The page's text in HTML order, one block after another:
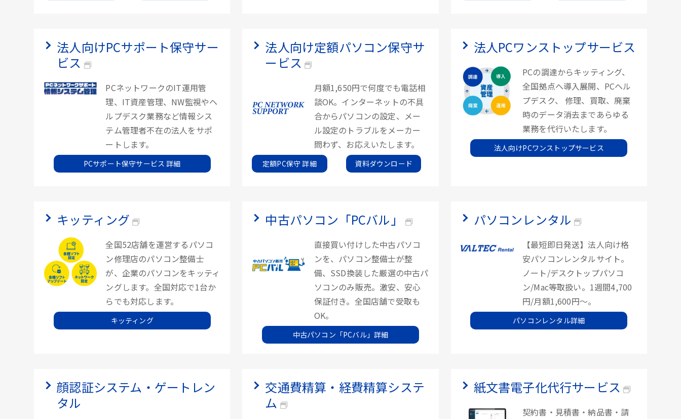
法人向けPCサポート保守サー
ビス
PCネットワークのIT運用管
理、IT資産管理、NW監視やヘ
ルプデスク業務など情報シス
テム管理者不在の法人をサポ
ートします。
PCサポート保守サービス 詳細
法人向け定額パソコン保守サ
ービス
月額1,650円で何度でも電話相
談OK。インターネットの不具
合からパソコンの設定、メー
ル設定のトラブルをメーカー
問わず、お応えいたします。
定額PC保守 詳細 資料ダウンロード
法人PCワンストップサービス
PCの調達からキッティング、
全国拠点へ導入展開、PCヘル
プデスク、 修理、買取、廃棄
時のデータ消去まであらゆる
業務を代行いたします。
法人向けPCワンストップサービス
キッティング
全国52店舗を運営するパソコ
ン修理店のパソコン整備士
が、企業のパソコンをキッティ
ングします。全国対応で1台か
らでも対応します。
キッティング
中古パソコン「PCバル」
直接買い付けした中古パソコ
ンを、パソコン整備士が整
備、SSD換装した厳選の中古パ
ソコンのみ販売。激安、安心
保証付き。全国店舗で受取も
OK。
中古パソコン「PCバル」詳細
パソコンレンタル
【最短即日発送】法人向け格
安パソコンレンタルサイト。
ノート/デスクトップパソコ
ン/Mac等取扱い。1週間4,700
円/月額1,600円～。
パソコンレンタル詳細
顔認証システム・ゲートレン
タル
交通費精算・経費精算システ
ム
紙文書電子化代行サービス
契約書・見積書・納品書・請